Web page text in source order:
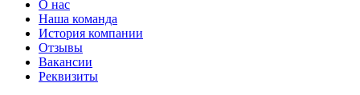
О нас
Наша команда
История компании
Отзывы
Вакансии
Реквизиты